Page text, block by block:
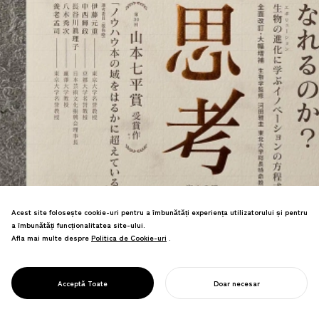
CREATIVITATE
EVOLUTIVĂ
Metodologie creativă care învață din
evoluția biologică. Adoptată de peste 70
a Premiului Yamamoto Shichihei.
indoneziană, răspându-se la nivel
Acest site folosește cookie-uri pentru a îmbunătăți experiența utilizatorului și pentru
a îmbunătăți funcționalitatea site-ului.
Afla mai multe despre Politica de Cookie-uri
Politica de Cookie-uri .
Acceptă Toate Doar necesar